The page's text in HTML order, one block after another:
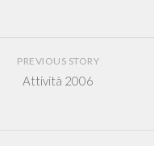
PREVIOUS STORY
Attività 2006